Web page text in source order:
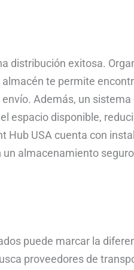
distribución exitosa.
te permite
Además, un sistema
espacio disponible,
Hub USA cuenta con
almacenamiento
puede marcar la
proveedores de